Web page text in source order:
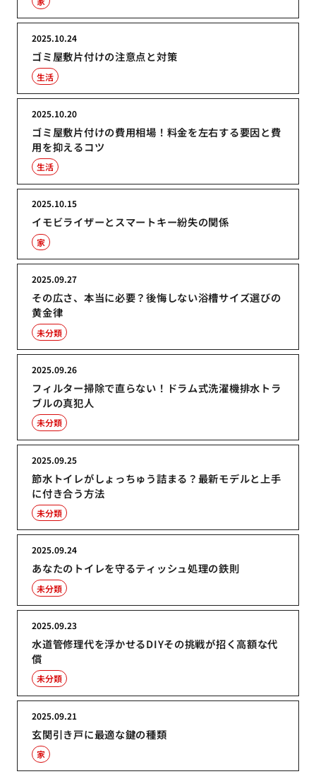
ゴミ屋敷片付けの注意点と対策
2025.10.24
生活
ゴミ屋敷片付けの費用相場！料金を左右する要因と費
用を抑えるコツ
2025.10.20
生活
イモビライザーとスマートキー紛失の関係
2025.10.15
家
その広さ、本当に必要？後悔しない浴槽サイズ選びの
黄金律
2025.09.27
未分類
フィルター掃除で直らない！ドラム式洗濯機排水トラ
ブルの真犯人
2025.09.26
未分類
節水トイレがしょっちゅう詰まる？最新モデルと上手
に付き合う方法
2025.09.25
未分類
あなたのトイレを守るティッシュ処理の鉄則
2025.09.24
未分類
水道管修理代を浮かせるDIYその挑戦が招く高額な代
償
2025.09.23
未分類
玄関引き戸に最適な鍵の種類
2025.09.21
家